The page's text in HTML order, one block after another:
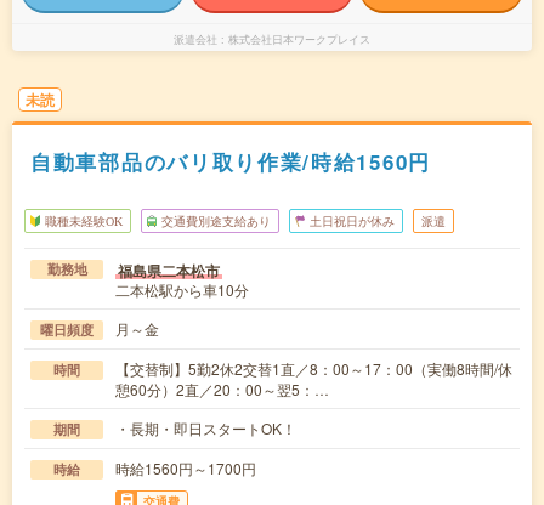
派遣会社 株式会社日本ワークプレイス
未読
自動車部品のバリ取り作業/時給1560円
職種未経験OK 交通費別途支給あり 土日祝日が休み 派遣
勤務地 福島県二本松市
二本松駅から車10分
曜日頻度 月～金
時間
【交替制】5勤2休2交替1直／8：00～17：00（実働8時間/休
憩60分）2直／20：00～翌5：…
期間 ・長期・即日スタートOK！
時給 時給1560円～1700円
交通費